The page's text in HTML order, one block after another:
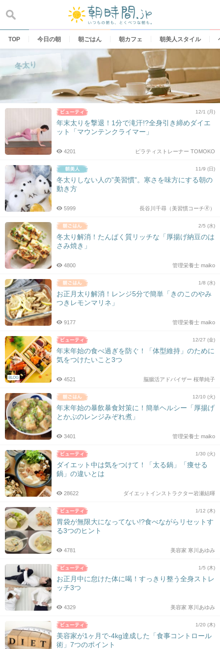
content
TOP 今日の朝 朝ごはん 朝カフェ 朝美人スタイル
冬太り
12/1 (月)
年末太りを撃退！1分で滝汗!?全身引き締めダイエ
ット「マウンテンクライマー」
ピラティストレーナー TOMOKO
4201
11/9 (日)
冬太りしない人の”美習慣”。寒さを味方にする朝の
動き方
長谷川千尋（美習慣コーチ🄬）
5999
2/5 (水)
冬太り解消！たんぱく質リッチな「厚揚げ納豆のは
さみ焼き」
管理栄養士 maiko
4800
1/8 (水)
お正月太り解消！レンジ5分で簡単「きのこのやみ
つきレモンマリネ」
管理栄養士 maiko
9177
BLOG
12/27 (金)
年末年始の食べ過ぎを防ぐ！「体型維持」のために
気をつけたいこと3つ
脳腸活アドバイザー 桜華純子
4521
12/10 (火)
年末年始の暴飲暴食対策に！簡単ヘルシー「厚揚げ
とかぶのレンジみぞれ煮」
管理栄養士 maiko
3401
1/30 (火)
ダイエット中は気をつけて！「太る鍋」「痩せる
鍋」の違いとは
ダイエットインストラクター岩瀬結暉
28622
1/12 (木)
胃袋が無限大になってない!?食べながらリセットす
る3つのヒント
美容家 寒川あゆみ
4781
1/5 (木)
お正月中に怠けた体に喝！すっきり整う全身ストレ
ッチ3つ
美容家 寒川あゆみ
4329
1/20 (木)
美容家が1ヶ月で-4kg達成した「食事コントロール
術」7つのポイント